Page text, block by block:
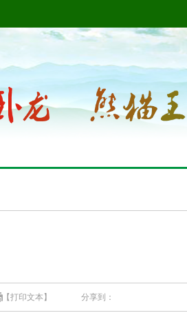
【打印文本】 分享到：